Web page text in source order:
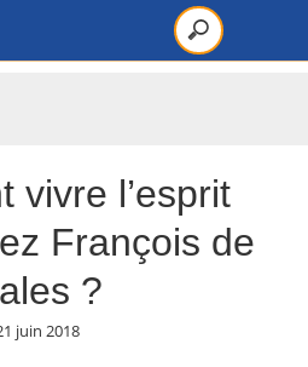
vivre l’esprit
François de
?
juin 2018